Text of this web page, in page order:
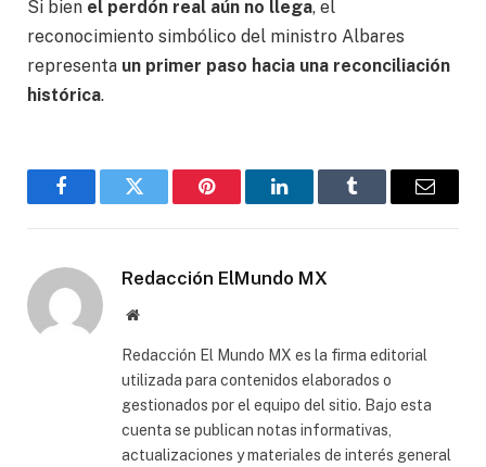
Si bien el perdón real aún no llega, el
reconocimiento simbólico del ministro Albares
representa un primer paso hacia una reconciliación
histórica.
FacebookGorjeo Pinterest LinkedInTumblr
Correo
Redacción ElMundo MX
Sitio
Redacción El Mundo MX es la firma editorial
utilizada para contenidos elaborados o
gestionados por el equipo del sitio. Bajo esta
cuenta se publican notas informativas,
actualizaciones y materiales de interés general